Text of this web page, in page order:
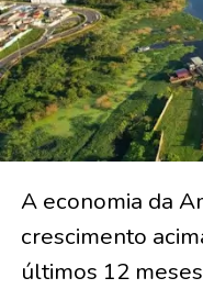
A economia da
crescimento
últimos 12